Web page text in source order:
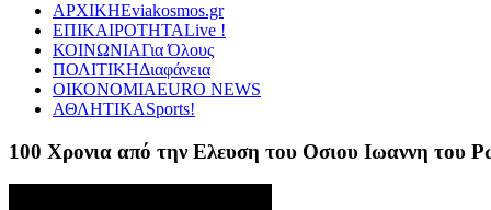
ΑΡΧΙΚΗEviakosmos.gr
ΕΠΙΚΑΙΡΟΤΗΤΑLive !
ΚΟΙΝΩΝΙΑΓια Όλους
ΠΟΛΙΤΙΚΗΔιαφάνεια
ΟΙΚΟΝΟΜΙΑEURO NEWS
ΑΘΛΗΤΙΚΑSports!
100 Χρονια από την Ελευση του Οσιου Ιωαννη του